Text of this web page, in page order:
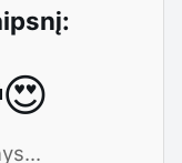
😍